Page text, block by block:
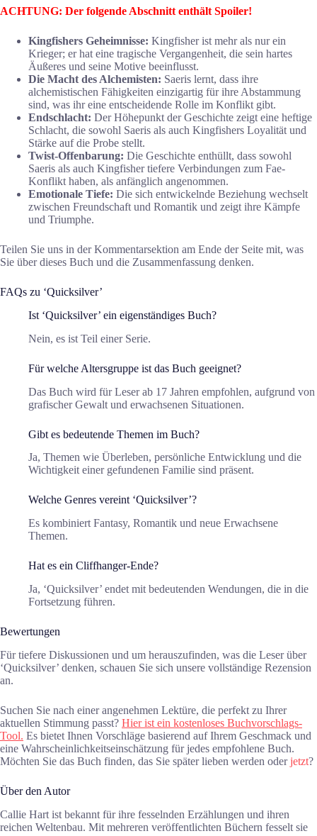
ACHTUNG: Der folgende Abschnitt enthält Spoiler!
Kingfishers Geheimnisse: Kingfisher ist mehr als nur ein
Krieger; er hat eine tragische Vergangenheit, die sein hartes
Äußeres und seine Motive beeinflusst.
Die Macht des Alchemisten: Saeris lernt, dass ihre
alchemistischen Fähigkeiten einzigartig für ihre Abstammung
sind, was ihr eine entscheidende Rolle im Konflikt gibt.
Endschlacht: Der Höhepunkt der Geschichte zeigt eine heftige
Schlacht, die sowohl Saeris als auch Kingfishers Loyalität und
Stärke auf die Probe stellt.
Twist-Offenbarung: Die Geschichte enthüllt, dass sowohl
Saeris als auch Kingfisher tiefere Verbindungen zum Fae-
Konflikt haben, als anfänglich angenommen.
Emotionale Tiefe: Die sich entwickelnde Beziehung wechselt
zwischen Freundschaft und Romantik und zeigt ihre Kämpfe
und Triumphe.
Teilen Sie uns in der Kommentarsektion am Ende der Seite mit, was
Sie über dieses Buch und die Zusammenfassung denken.
FAQs zu ‘Quicksilver’
Ist ‘Quicksilver’ ein eigenständiges Buch?
Nein, es ist Teil einer Serie.
Für welche Altersgruppe ist das Buch geeignet?
Das Buch wird für Leser ab 17 Jahren empfohlen, aufgrund von
grafischer Gewalt und erwachsenen Situationen.
Gibt es bedeutende Themen im Buch?
Ja, Themen wie Überleben, persönliche Entwicklung und die
Wichtigkeit einer gefundenen Familie sind präsent.
Welche Genres vereint ‘Quicksilver’?
Es kombiniert Fantasy, Romantik und neue Erwachsene
Themen.
Hat es ein Cliffhanger-Ende?
Ja, ‘Quicksilver’ endet mit bedeutenden Wendungen, die in die
Fortsetzung führen.
Bewertungen
Für tiefere Diskussionen und um herauszufinden, was die Leser über
‘Quicksilver’ denken, schauen Sie sich unsere vollständige Rezension
an.
Suchen Sie nach einer angenehmen Lektüre, die perfekt zu Ihrer
aktuellen Stimmung passt? Hier ist ein kostenloses Buchvorschlags-
Tool. Es bietet Ihnen Vorschläge basierend auf Ihrem Geschmack und
eine Wahrscheinlichkeitseinschätzung für jedes empfohlene Buch.
Möchten Sie das Buch finden, das Sie später lieben werden oderjetzt?
Über den Autor
Callie Hart ist bekannt für ihre fesselnden Erzählungen und ihren
reichen Weltenbau. Mit mehreren veröffentlichten Büchern fesselt sie